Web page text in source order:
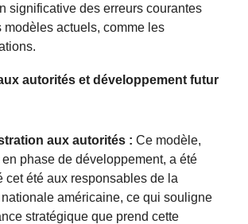
significative des erreurs courantes
modèles actuels, comme les
autorités et développement futur
aux autorités : Ce modèle,
phase de développement, a été
cet été aux responsables de la
américaine, ce qui souligne
stratégique que prend cette